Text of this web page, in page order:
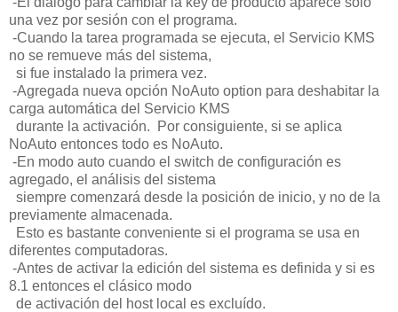
una vez por sesión con el programa.
-Cuando la tarea programada se ejecuta, el Servicio KMS
no se remueve más del sistema,
si fue instalado la primera vez.
-Agregada nueva opción NoAuto option para deshabitar la
carga automática del Servicio KMS
durante la activación. Por consiguiente, si se aplica
NoAuto entonces todo es NoAuto.
-En modo auto cuando el switch de configuración es
agregado, el análisis del sistema
siempre comenzará desde la posición de inicio, y no de la
previamente almacenada.
Esto es bastante conveniente si el programa se usa en
diferentes computadoras.
-Antes de activar la edición del sistema es definida y si es
8.1 entonces el clásico modo
de activación del host local es excluído.